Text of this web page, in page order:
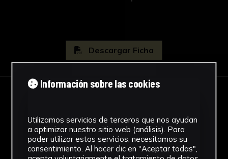
Descargar Ficha
Información sobre las cookies
Utilizamos servicios de terceros que nos ayudan
a optimizar nuestro sitio web (análisis). Para
poder utilizar estos servicios, necesitamos su
consentimiento. Al hacer clic en "Aceptar todas",